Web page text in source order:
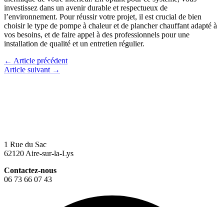
investissez dans un avenir durable et respectueux de
l’environnement. Pour réussir votre projet, il est crucial de bien
choisir le type de pompe à chaleur et de plancher chauffant adapté à
vos besoins, et de faire appel à des professionnels pour une
installation de qualité et un entretien régulier.
← Article précédent
Article suivant →
1 Rue du Sac
62120 Aire-sur-la-Lys
Contactez-nous
06 73 66 07 43